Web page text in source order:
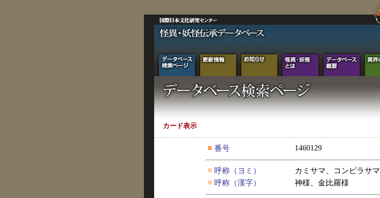
カード表示
■ 番号 1460129
■ 呼称（ヨミ）
カミサマ、コンピラサマ
■ 呼称（漢字） 神様、金比羅様